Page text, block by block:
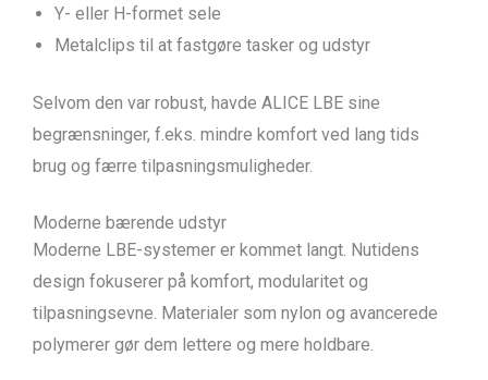
Y- eller H-formet sele
Metalclips til at fastgøre tasker og udstyr
Selvom den var robust, havde ALICE LBE sine
begrænsninger, f.eks. mindre komfort ved lang tids
brug og færre tilpasningsmuligheder.
Moderne bærende udstyr
Moderne LBE-systemer er kommet langt. Nutidens
design fokuserer på komfort, modularitet og
tilpasningsevne. Materialer som nylon og avancerede
polymerer gør dem lettere og mere holdbare.